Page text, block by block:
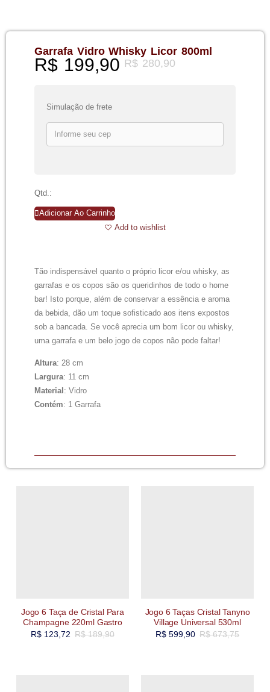
Garrafa Vidro Whisky Licor 800ml
R$280,90
R$199,90
Simulação de frete
Qtd.:
Adicionar Ao Carrinho
Add to wishlist
Tão indispensável quanto o próprio licor e/ou whisky, as
garrafas e os copos são os queridinhos de todo o home
bar! Isto porque, além de conservar a essência e aroma
da bebida, dão um toque sofisticado aos itens expostos
sob a bancada. Se você aprecia um bom licor ou whisky,
uma garrafa e um belo jogo de copos não pode faltar!
Altura: 28 cm
Largura: 11 cm
Material : Vidro
Contém: 1 Garrafa
Jogo 6 Taça de Cristal Para
Champagne 220ml Gastro
R$189,90
R$123,72
Jogo 6 Taças Cristal Tanyno
Village Universal 530ml
R$673,75
R$599,90